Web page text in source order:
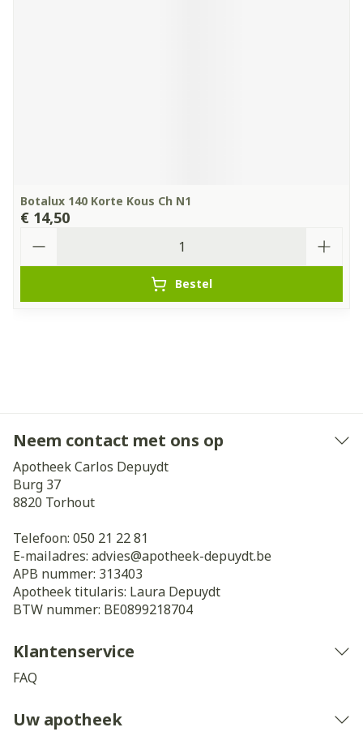
Botalux 140 Korte Kous Ch N1
€ 14,50
Bestel
Neem contact met ons op
Apotheek Carlos Depuydt
Burg 37
8820 Torhout
Telefoon: 050 21 22 81
E-mailadres: advies@apotheek-depuydt.be
APB nummer: 313403
Apotheek titularis: Laura Depuydt
BTW nummer: BE0899218704
Klantenservice
FAQ
Uw apotheek